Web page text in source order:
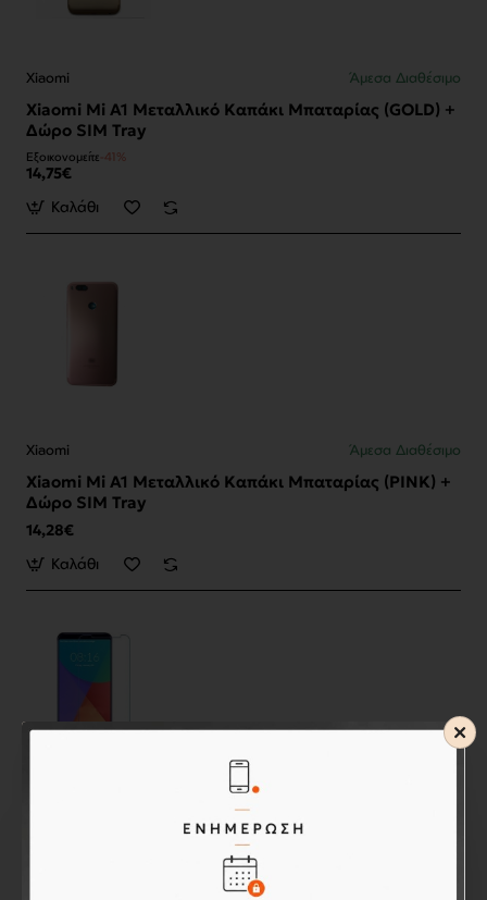
Xiaomi Άμεσα Διαθέσιμο
Xiaomi Mi A1 Μεταλλικό Καπάκι Μπαταρίας (GOLD) +
Δώρο SIM Tray
Εξοικονομείτε -41%
14,75€
Καλάθι
Xiaomi Άμεσα Διαθέσιμο
Xiaomi Mi A1 Μεταλλικό Καπάκι Μπαταρίας (PINK) +
Δώρο SIM Tray
14,28€
Καλάθι
Xiaomi Mi A2 Tempered Glass 9H